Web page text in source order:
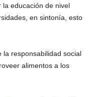
la educación de nivel
en sintonía, esto
la responsabilidad social
alimentos a los